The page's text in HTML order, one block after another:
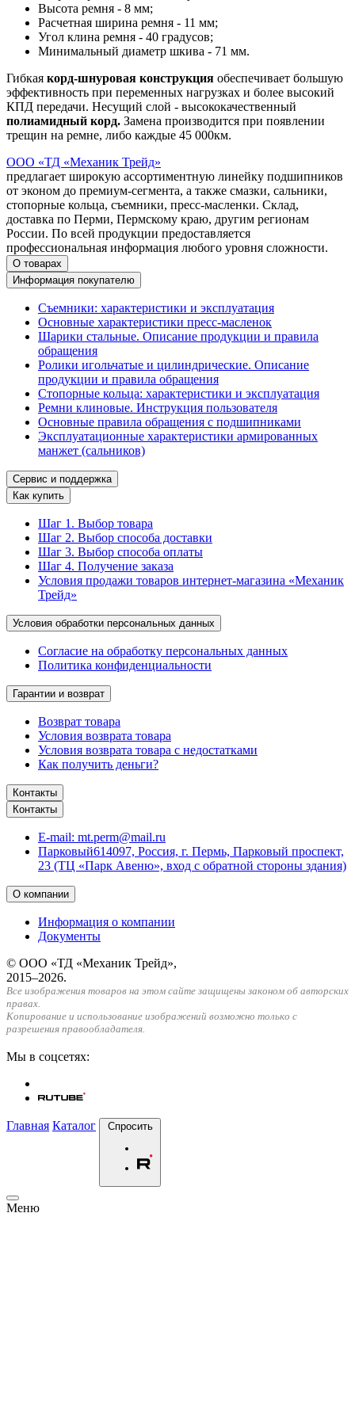
Высота ремня - 8 мм;
Расчетная ширина ремня - 11 мм;
Угол клина ремня - 40 градусов;
Минимальный диаметр шкива - 71 мм.
Гибкая корд-шнуровая конструкция обеспечивает большую
эффективность при переменных нагрузках и более высокий
КПД передачи. Несущий слой - высококачественный
полиамидный корд. Замена производится при появлении
трещин на ремне, либо каждые 45 000км.
ООО «ТД «Механик Трейд»
предлагает широкую ассортиментную линейку подшипников
от эконом до премиум-сегмента, а также смазки, сальники,
стопорные кольца, съемники, пресс-масленки. Склад,
доставка по Перми, Пермскому краю, другим регионам
России. По всей продукции предоставляется
профессиональная информация любого уровня сложности.
О товарах
Информация покупателю
Съемники: характеристики и эксплуатация
Основные характеристики пресс‑масленок
Шарики стальные. Описание продукции и правила
обращения
Ролики игольчатые и цилиндрические. Описание
продукции и правила обращения
Стопорные кольца: характеристики и эксплуатация
Ремни клиновые. Инструкция пользователя
Основные правила обращения с подшипниками
Эксплуатационные характеристики армированных
манжет (сальников)
Сервис и поддержка
Как купить
Шаг 1. Выбор товара
Шаг 2. Выбор способа доставки
Шаг 3. Выбор способа оплаты
Шаг 4. Получение заказа
Условия продажи товаров интернет-магазина «Механик
Трейд»
Условия обработки персональных данных
Согласие на обработку персональных данных
Политика конфиденциальности
Гарантии и возврат
Возврат товара
Условия возврата товара
Условия возврата товара с недостатками
Как получить деньги?
Контакты
Контакты
E-mail: mt.perm@mail.ru
Парковый614097, Россия, г. Пермь, Парковый проспект,
23 (ТЦ «Парк Авеню», вход с обратной стороны здания)
О компании
Информация о компании
Документы
© ООО «ТД «Механик Трейд»,
2015–2026.
Все изображения товаров на этом сайте защищены законом об авторских
правах.
Копирование и использование изображений возможно только с
разрешения правообладателя.
Мы в соцсетях:
Главная Каталог Спросить
Меню